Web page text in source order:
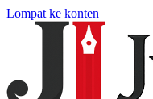
Lompat ke konten